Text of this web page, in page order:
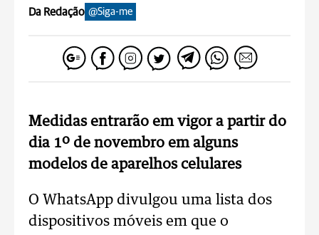
Da Redação @Siga-me
Medidas entrarão em vigor a partir do
dia 1º de novembro em alguns
modelos de aparelhos celulares
O WhatsApp divulgou uma lista dos
dispositivos móveis em que o